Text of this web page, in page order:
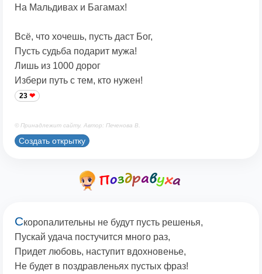
На Мальдивах и Багамах!
Всё, что хочешь, пусть даст Бог,
Пусть судьба подарит мужа!
Лишь из 1000 дорог
Избери путь с тем, кто нужен!
23
© Принадлежит сайту. Автор: Печенова В.
Создать открытку
Скоропалительны не будут пусть решенья,
Пускай удача постучится много раз,
Придет любовь, наступит вдохновенье,
Не будет в поздравленьях пустых фраз!